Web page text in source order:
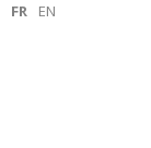
FR EN